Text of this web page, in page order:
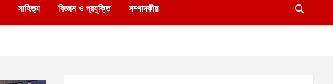
সাহিত্য বিজ্ঞান ও প্রযুক্তি সম্পাদকীয়